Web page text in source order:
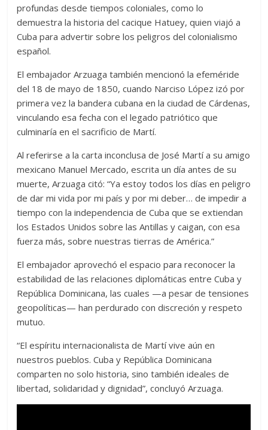
profundas desde tiempos coloniales, como lo
demuestra la historia del cacique Hatuey, quien viajó a
Cuba para advertir sobre los peligros del colonialismo
español.
El embajador Arzuaga también mencionó la efeméride
del 18 de mayo de 1850, cuando Narciso López izó por
primera vez la bandera cubana en la ciudad de Cárdenas,
vinculando esa fecha con el legado patriótico que
culminaría en el sacrificio de Martí.
Al referirse a la carta inconclusa de José Martí a su amigo
mexicano Manuel Mercado, escrita un día antes de su
muerte, Arzuaga citó: “Ya estoy todos los días en peligro
de dar mi vida por mi país y por mi deber… de impedir a
tiempo con la independencia de Cuba que se extiendan
los Estados Unidos sobre las Antillas y caigan, con esa
fuerza más, sobre nuestras tierras de América.”
El embajador aprovechó el espacio para reconocer la
estabilidad de las relaciones diplomáticas entre Cuba y
República Dominicana, las cuales —a pesar de tensiones
geopolíticas— han perdurado con discreción y respeto
mutuo.
“El espíritu internacionalista de Martí vive aún en
nuestros pueblos. Cuba y República Dominicana
comparten no solo historia, sino también ideales de
libertad, solidaridad y dignidad”, concluyó Arzuaga.